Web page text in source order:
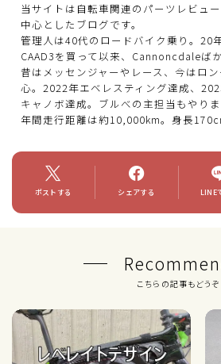
当サイトは自転車関連のパーツレビュ
中心としたブログです。
管理人は40代のロードバイク乗り。20
CAAD3を買って以来、Cannoncdaleば
昔はメッセンジャーやレース、今はロ
心。2022年エベレスティング達成、
キャノボ達成。ブルべの主担当もやりま
年間走行距離は約10,000km。身長
ポストする シェアする LINE
こちらの記事もどうぞ